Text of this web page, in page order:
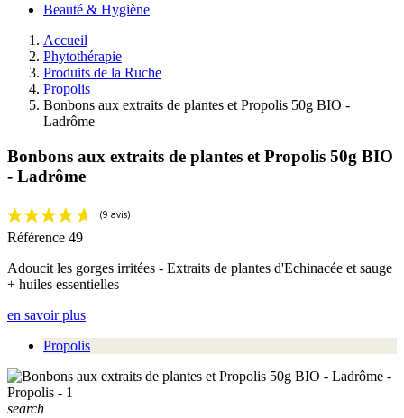
Beauté & Hygiène
Accueil
Phytothérapie
Produits de la Ruche
Propolis
Bonbons aux extraits de plantes et Propolis 50g BIO -
Ladrôme
Bonbons aux extraits de plantes et Propolis 50g BIO
- Ladrôme
Référence 49
Adoucit les gorges irritées - Extraits de plantes d'Echinacée et sauge
+ huiles essentielles
en savoir plus
Propolis
search